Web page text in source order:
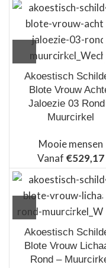
Akoestisch
Blote Vrouw
Jaloezie 03
Muurcirkel
Mooie mensen
Vanaf €529,17
Akoestisch
Blote Vrouw
Rond –